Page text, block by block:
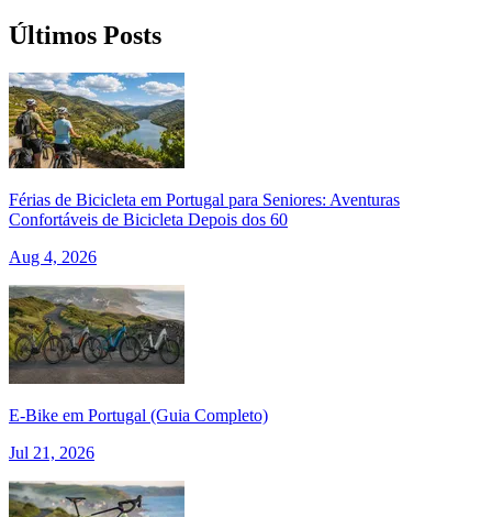
Trás-os-Montes e Alto Douro de Bicicleta - Top Bike Tours
7 Dias|5/5
Últimos Posts
Férias de Bicicleta em Portugal para Seniores: Aventuras
Confortáveis de Bicicleta Depois dos 60
Aug 4, 2026
E‑Bike em Portugal (Guia Completo)
Jul 21, 2026